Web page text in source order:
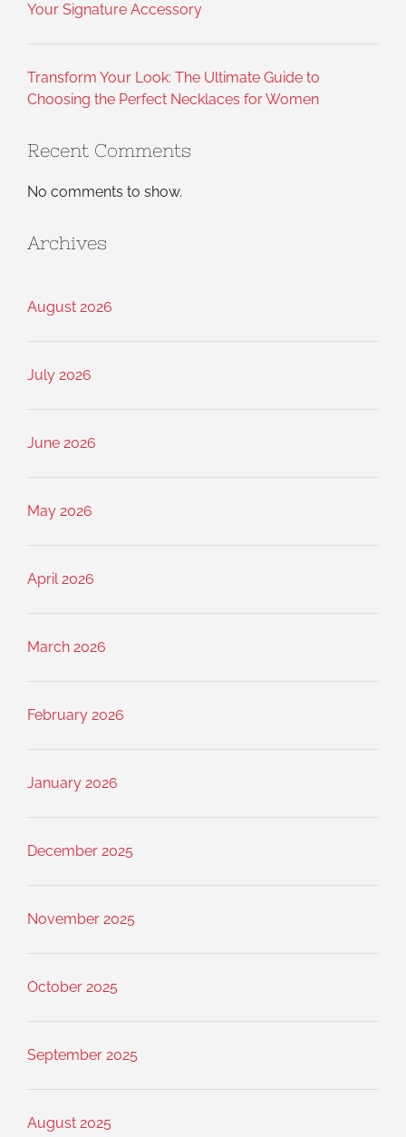
Your Signature Accessory
Transform Your Look: The Ultimate Guide to
Choosing the Perfect Necklaces for Women
Recent Comments
No comments to show.
Archives
August 2026
July 2026
June 2026
May 2026
April 2026
March 2026
February 2026
January 2026
December 2025
November 2025
October 2025
September 2025
August 2025